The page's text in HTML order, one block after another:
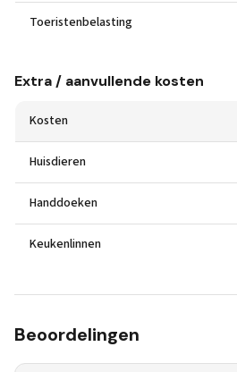
Toeristenbelasting
Extra / aanvullende kosten
Kosten
Huisdieren
Handdoeken
Keukenlinnen
Beoordelingen